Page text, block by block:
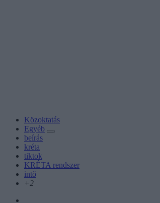
Közoktatás
Egyéb
beírás
kréta
tiktok
KRÉTA rendszer
intő
+2